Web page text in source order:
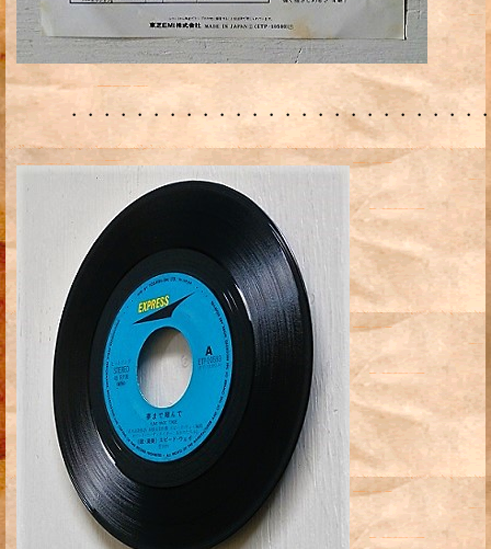
・・・・・・・・・・・・・・・・・・・・・・・・・・